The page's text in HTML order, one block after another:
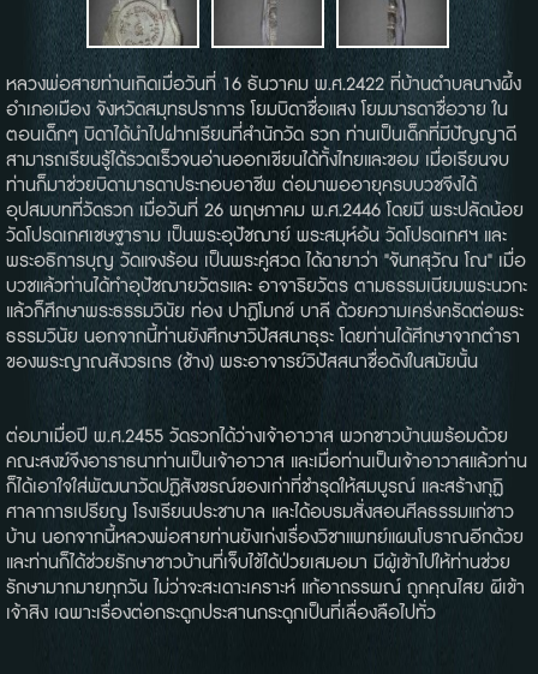
หลวงพ่อสายท่านเกิดเมื่อวันที่ 16 ธันวาคม พ.ศ.2422 ที่บ้านตำบลนางผึ้ง
อำเภอเมือง จังหวัดสมุทรปราการ โยมบิดาชื่อแสง โยมมารดาชื่อวาย ใน
ตอนเด็กๆ บิดาได้นำไปฝากเรียนที่สำนักวัด รวก ท่านเป็นเด็กที่มีปัญญาดี
สามารถเรียนรู้ได้รวดเร็วจนอ่านออกเขียนได้ทั้งไทยและขอม เมื่อเรียนจบ
ท่านก็มาช่วยบิดามารดาประกอบอาชีพ ต่อมาพออายุครบบวชจึงได้
อุปสมบทที่วัดรวก เมื่อวันที่ 26 พฤษภาคม พ.ศ.2446 โดยมี พระปลัดน้อย
วัดโปรดเกศเชษฐาราม เป็นพระอุปัชฌาย์ พระสมุห์อ้น วัดโปรดเกศฯ และ
พระอธิการบุญ วัดแจงร้อน เป็นพระคู่สวด ได้ฉายาว่า "จันทสุวัณ โณ" เมื่อ
บวชแล้วท่านได้ทำอุปัชฌายวัตรและ อาจาริยวัตร ตามธรรมเนียมพระนวกะ
แล้วก็ศึกษาพระธรรมวินัย ท่อง ปาฏิโมกข์ บาลี ด้วยความเคร่งครัดต่อพระ
ธรรมวินัย นอกจากนี้ท่านยังศึกษาวิปัสสนาธุระ โดยท่านได้ศึกษาจากตำรา
ของพระญาณสังวรเถร (ช้าง) พระอาจารย์วิปัสสนาชื่อดังในสมัยนั้น
ต่อมาเมื่อปี พ.ศ.2455 วัดรวกได้ว่างเจ้าอาวาส พวกชาวบ้านพร้อมด้วย
คณะสงฆ์จึงอาราธนาท่านเป็นเจ้าอาวาส และเมื่อท่านเป็นเจ้าอาวาสแล้วท่าน
ก็ได้เอาใจใส่พัฒนาวัดปฏิสังขรณ์ของเก่าที่ชำรุดให้สมบูรณ์ และสร้างกุฏิ
ศาลาการเปรียญ โรงเรียนประชาบาล และได้อบรมสั่งสอนศีลธรรมแก่ชาว
บ้าน นอกจากนี้หลวงพ่อสายท่านยังเก่งเรื่องวิชาแพทย์แผนโบราณอีกด้วย
และท่านก็ได้ช่วยรักษาชาวบ้านที่เจ็บไข้ได้ป่วยเสมอมา มีผู้เข้าไปให้ท่านช่วย
รักษามากมายทุกวัน ไม่ว่าจะสะเดาะเคราะห์ แก้อาถรรพณ์ ถูกคุณไสย ผีเข้า
เจ้าสิง เฉพาะเรื่องต่อกระดูกประสานกระดูกเป็นที่เลื่องลือไปทั่ว